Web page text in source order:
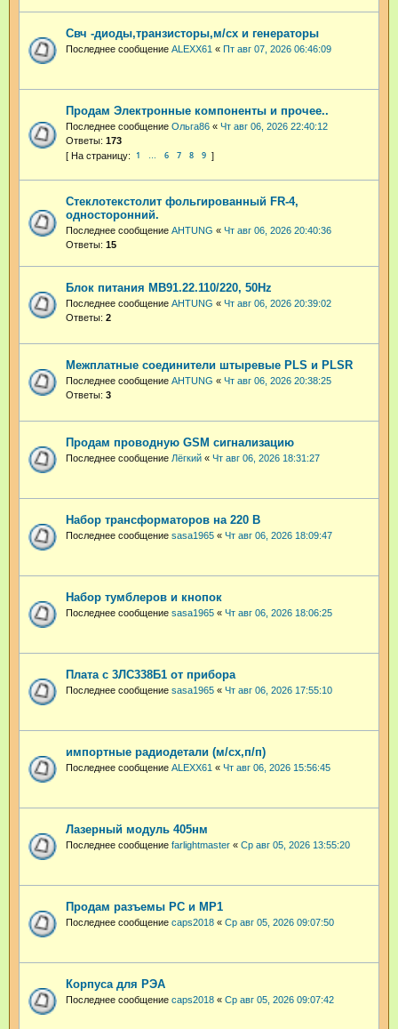
Свч -диоды,транзисторы,м/сх и генераторы
Последнее сообщение ALEXX61 « Пт авг 07, 2026 06:46:09
Продам Электронные компоненты и прочее..
Последнее сообщение Ольга86 « Чт авг 06, 2026 22:40:12
Ответы: 173
1 … 6 7 8 9
Стеклотекстолит фольгированный FR-4,
односторонний.
Последнее сообщение AHTUNG « Чт авг 06, 2026 20:40:36
Ответы: 15
Блок питания МВ91.22.110/220, 50Hz
Последнее сообщение AHTUNG « Чт авг 06, 2026 20:39:02
Ответы: 2
Межплатные соединители штыревые PLS и PLSR
Последнее сообщение AHTUNG « Чт авг 06, 2026 20:38:25
Ответы: 3
Продам проводную GSM сигнализацию
Последнее сообщение Лёгкий « Чт авг 06, 2026 18:31:27
Набор трансформаторов на 220 В
Последнее сообщение sasa1965 « Чт авг 06, 2026 18:09:47
Набор тумблеров и кнопок
Последнее сообщение sasa1965 « Чт авг 06, 2026 18:06:25
Плата с 3ЛС338Б1 от прибора
Последнее сообщение sasa1965 « Чт авг 06, 2026 17:55:10
импортные радиодетали (м/сх,п/п)
Последнее сообщение ALEXX61 « Чт авг 06, 2026 15:56:45
Лазерный модуль 405нм
Последнее сообщение farlightmaster « Ср авг 05, 2026 13:55:20
Продам разъемы РС и МР1
Последнее сообщение caps2018 « Ср авг 05, 2026 09:07:50
Корпуса для РЭА
Последнее сообщение caps2018 « Ср авг 05, 2026 09:07:42